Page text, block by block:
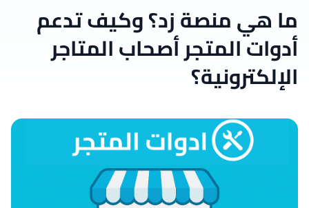
ما هي منصة زد؟ وكيف تدعم
أدوات المتجر أصحاب المتاجر
الإلكترونية؟